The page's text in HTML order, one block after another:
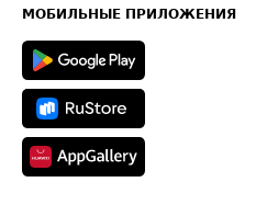
Техническая информация
МОБИЛЬНЫЕ ПРИЛОЖЕНИЯ